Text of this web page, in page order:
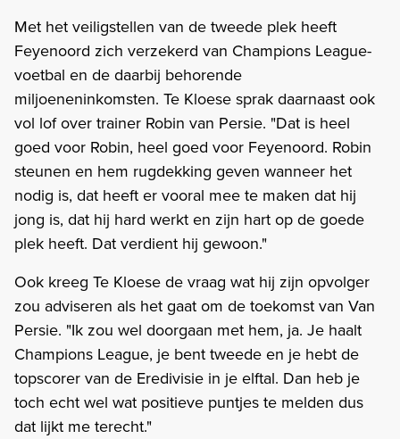
Met het veiligstellen van de tweede plek heeft
Feyenoord zich verzekerd van Champions League-
voetbal en de daarbij behorende
miljoeneninkomsten. Te Kloese sprak daarnaast ook
vol lof over trainer Robin van Persie. "Dat is heel
goed voor Robin, heel goed voor Feyenoord. Robin
steunen en hem rugdekking geven wanneer het
nodig is, dat heeft er vooral mee te maken dat hij
jong is, dat hij hard werkt en zijn hart op de goede
plek heeft. Dat verdient hij gewoon."
Ook kreeg Te Kloese de vraag wat hij zijn opvolger
zou adviseren als het gaat om de toekomst van Van
Persie. "Ik zou wel doorgaan met hem, ja. Je haalt
Champions League, je bent tweede en je hebt de
topscorer van de Eredivisie in je elftal. Dan heb je
toch echt wel wat positieve puntjes te melden dus
dat lijkt me terecht."